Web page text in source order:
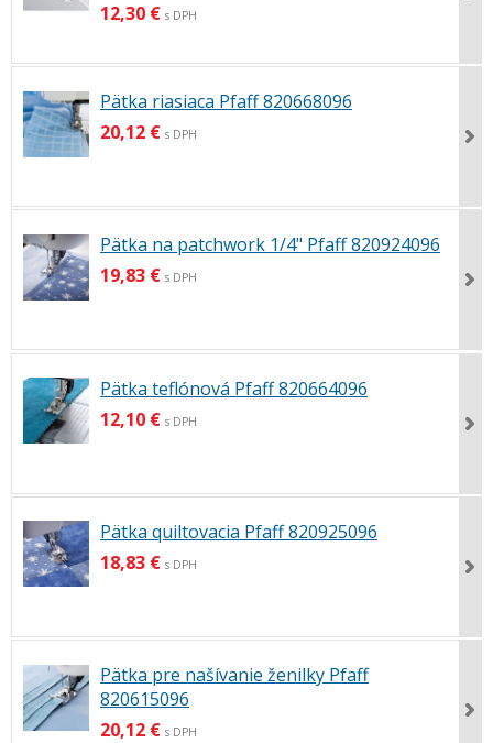
12,30 € s DPH
Pätka riasiaca Pfaff 820668096
20,12 € s DPH
Pätka na patchwork 1/4" Pfaff 820924096
19,83 € s DPH
Pätka teflónová Pfaff 820664096
12,10 € s DPH
Pätka quiltovacia Pfaff 820925096
18,83 € s DPH
Pätka pre našívanie ženilky Pfaff
820615096
20,12 € s DPH